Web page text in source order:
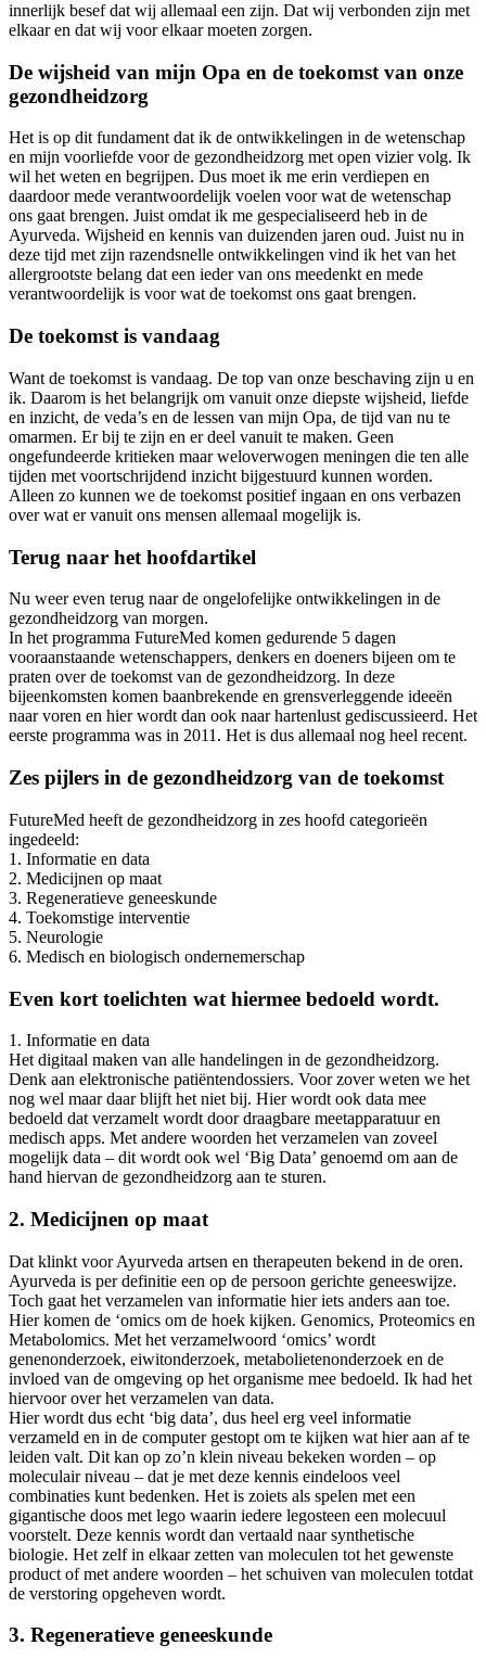
innerlijk besef dat wij allemaal een zijn. Dat wij verbonden zijn met
elkaar en dat wij voor elkaar moeten zorgen.
De wijsheid van mijn Opa en de toekomst van onze
gezondheidzorg
Het is op dit fundament dat ik de ontwikkelingen in de wetenschap
en mijn voorliefde voor de gezondheidzorg met open vizier volg. Ik
wil het weten en begrijpen. Dus moet ik me erin verdiepen en
daardoor mede verantwoordelijk voelen voor wat de wetenschap
ons gaat brengen. Juist omdat ik me gespecialiseerd heb in de
Ayurveda. Wijsheid en kennis van duizenden jaren oud. Juist nu in
deze tijd met zijn razendsnelle ontwikkelingen vind ik het van het
allergrootste belang dat een ieder van ons meedenkt en mede
verantwoordelijk is voor wat de toekomst ons gaat brengen.
De toekomst is vandaag
Want de toekomst is vandaag. De top van onze beschaving zijn u en
ik. Daarom is het belangrijk om vanuit onze diepste wijsheid, liefde
en inzicht, de veda’s en de lessen van mijn Opa, de tijd van nu te
omarmen. Er bij te zijn en er deel vanuit te maken. Geen
ongefundeerde kritieken maar weloverwogen meningen die ten alle
tijden met voortschrijdend inzicht bijgestuurd kunnen worden.
Alleen zo kunnen we de toekomst positief ingaan en ons verbazen
over wat er vanuit ons mensen allemaal mogelijk is.
Terug naar het hoofdartikel
Nu weer even terug naar de ongelofelijke ontwikkelingen in de
gezondheidzorg van morgen.
In het programma FutureMed komen gedurende 5 dagen
vooraanstaande wetenschappers, denkers en doeners bijeen om te
praten over de toekomst van de gezondheidzorg. In deze
bijeenkomsten komen baanbrekende en grensverleggende ideeën
naar voren en hier wordt dan ook naar hartenlust gediscussieerd. Het
eerste programma was in 2011. Het is dus allemaal nog heel recent.
Zes pijlers in de gezondheidzorg van de toekomst
FutureMed heeft de gezondheidzorg in zes hoofd categorieën
ingedeeld:
1. Informatie en data
2. Medicijnen op maat
3. Regeneratieve geneeskunde
4. Toekomstige interventie
5. Neurologie
6. Medisch en biologisch ondernemerschap
Even kort toelichten wat hiermee bedoeld wordt.
1. Informatie en data
Het digitaal maken van alle handelingen in de gezondheidzorg.
Denk aan elektronische patiëntendossiers. Voor zover weten we het
nog wel maar daar blijft het niet bij. Hier wordt ook data mee
bedoeld dat verzamelt wordt door draagbare meetapparatuur en
medisch apps. Met andere woorden het verzamelen van zoveel
mogelijk data – dit wordt ook wel ‘Big Data’ genoemd om aan de
hand hiervan de gezondheidzorg aan te sturen.
2. Medicijnen op maat
Dat klinkt voor Ayurveda artsen en therapeuten bekend in de oren.
Ayurveda is per definitie een op de persoon gerichte geneeswijze.
Toch gaat het verzamelen van informatie hier iets anders aan toe.
Hier komen de ‘omics om de hoek kijken. Genomics, Proteomics en
Metabolomics. Met het verzamelwoord ‘omics’ wordt
genenonderzoek, eiwitonderzoek, metabolietenonderzoek en de
invloed van de omgeving op het organisme mee bedoeld. Ik had het
hiervoor over het verzamelen van data.
Hier wordt dus echt ‘big data’, dus heel erg veel informatie
verzameld en in de computer gestopt om te kijken wat hier aan af te
leiden valt. Dit kan op zo’n klein niveau bekeken worden – op
moleculair niveau – dat je met deze kennis eindeloos veel
combinaties kunt bedenken. Het is zoiets als spelen met een
gigantische doos met lego waarin iedere legosteen een molecuul
voorstelt. Deze kennis wordt dan vertaald naar synthetische
biologie. Het zelf in elkaar zetten van moleculen tot het gewenste
product of met andere woorden – het schuiven van moleculen totdat
de verstoring opgeheven wordt.
3. Regeneratieve geneeskunde